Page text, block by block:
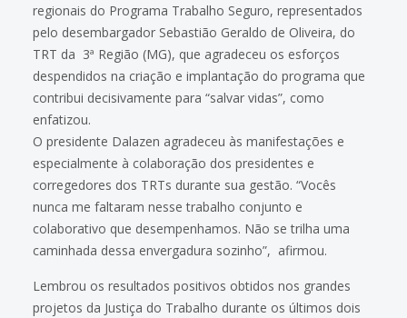
regionais do Programa Trabalho Seguro, representados
pelo desembargador Sebastião Geraldo de Oliveira, do
TRT da 3ª Região (MG), que agradeceu os esforços
despendidos na criação e implantação do programa que
contribui decisivamente para “salvar vidas”, como
enfatizou.
O presidente Dalazen agradeceu às manifestações e
especialmente à colaboração dos presidentes e
corregedores dos TRTs durante sua gestão. “Vocês
nunca me faltaram nesse trabalho conjunto e
colaborativo que desempenhamos. Não se trilha uma
caminhada dessa envergadura sozinho”, afirmou.
Lembrou os resultados positivos obtidos nos grandes
projetos da Justiça do Trabalho durante os últimos dois